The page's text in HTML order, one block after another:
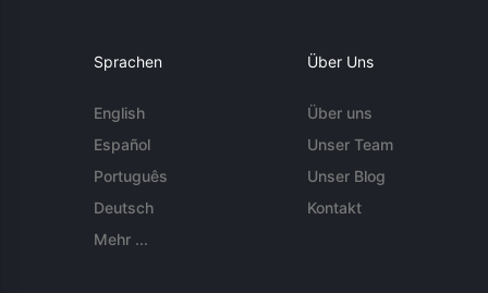
Sprachen
English
Español
Português
Deutsch
Mehr ...
Über Uns
Über uns
Unser Team
Unser Blog
Kontakt